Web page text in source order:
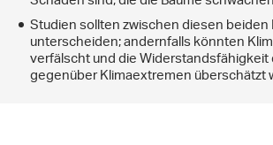
Studien sollten zwischen diesen
unterscheiden; andernfalls könnten
verfälscht und die Widerstandsfähigkeit
gegenüber Klimaextremen überschätzt